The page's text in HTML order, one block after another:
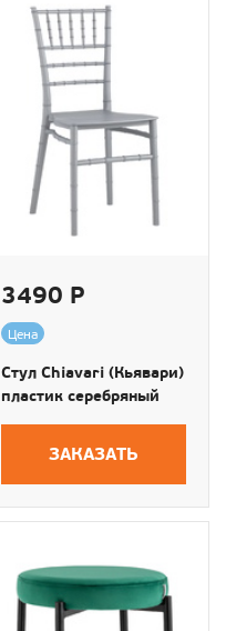
3490 Р
Цена
Стул Chiavari (Кьявари)
пластик серебряный
ЗАКАЗАТЬ